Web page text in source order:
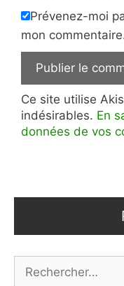
Prévenez-moi
mon
Ce site utilise
indésirables. En
données de vos